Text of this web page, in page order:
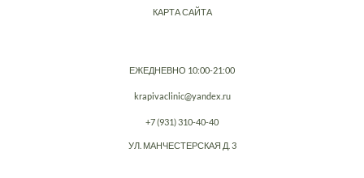
КАРТА САЙТА
ЕЖЕДНЕВНО 10:00-21:00
krapivaclinic@yandex.ru
+7 (931) 310-40-40
УЛ. МАНЧЕСТЕРСКАЯ Д. 3